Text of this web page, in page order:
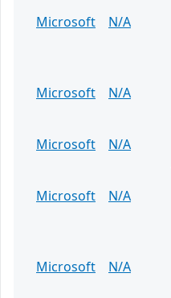
Microsoft
N/A
Microsoft
N/A
Microsoft
N/A
Microsoft
N/A
Microsoft
N/A